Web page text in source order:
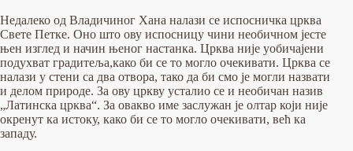
Недалеко од Владичиног Хана налази се испосничка црква
Свете Петке. Оно што ову испосницу чини необичном јесте
њен изглед и начин њеног настанка. Црква није уобичајени
подухват градитеља,како би се то могло очекивати. Црква се
налази у стени са два отвора, тако да би смо је могли назвати
и делом природе. За ову цркву усталио се и необичан назив
„Латинска црква“. За овакво име заслужан је олтар који није
окренут ка истоку, како би се то могло очекивати, већ ка
западу.